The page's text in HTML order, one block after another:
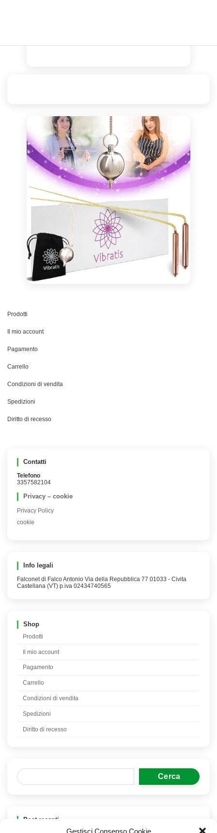
Gestisci Consenso Cookie
Prodotti
Il mio account
Pagamento
Carrello
Condizioni di vendita
Spedizioni
Diritto di recesso
Contatti
Telefono
3357582104
Privacy – cookie
Privacy Policy
cookie
Info legali
Falconet di Falco Antonio Via della Repubblica 77 01033 - Civita
Castellana (VT) p.iva 02434740565
Shop
Prodotti
Il mio account
Pagamento
Carrello
Condizioni di vendita
Spedizioni
Diritto di recesso
Cerca
Post recenti